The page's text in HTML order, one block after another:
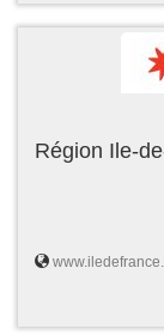
Région Ile-